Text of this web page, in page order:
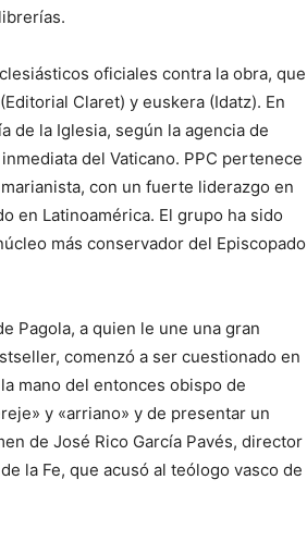
oficiales contra la obra, que
Claret) y euskera (Idatz). En
de la Iglesia, según la agencia de
del Vaticano. PPC pertenece
con un fuerte liderazgo en
en Latinoamérica. El grupo ha sido
más conservador del Episcopado
Pagola, a quien le une una gran
comenzó a ser cuestionado en
mano del entonces obispo de
y «arriano» y de presentar un
de José Rico García Pavés, director
la Fe, que acusó al teólogo vasco de